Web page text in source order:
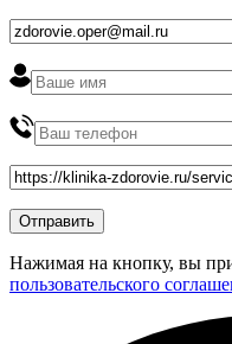
Нажимая на кнопку, вы
пользовательского